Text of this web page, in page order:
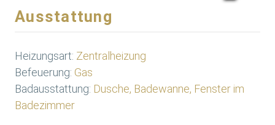
Ausstattung
Heizungsart: Zentralheizung
Befeuerung: Gas
Badausstattung: Dusche, Badewanne, Fenster im
Badezimmer